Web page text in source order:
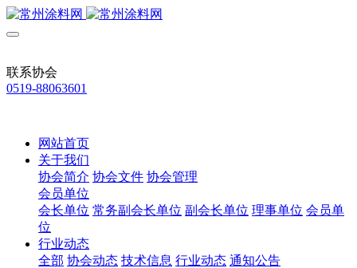
联系协会
0519-88063601
网站首页
关于我们
协会简介 协会文件 协会管理
会员单位
会长单位 常务副会长单位 副会长单位 理事单位 会员单
位
行业动态
全部 协会动态 技术信息 行业动态 通知公告